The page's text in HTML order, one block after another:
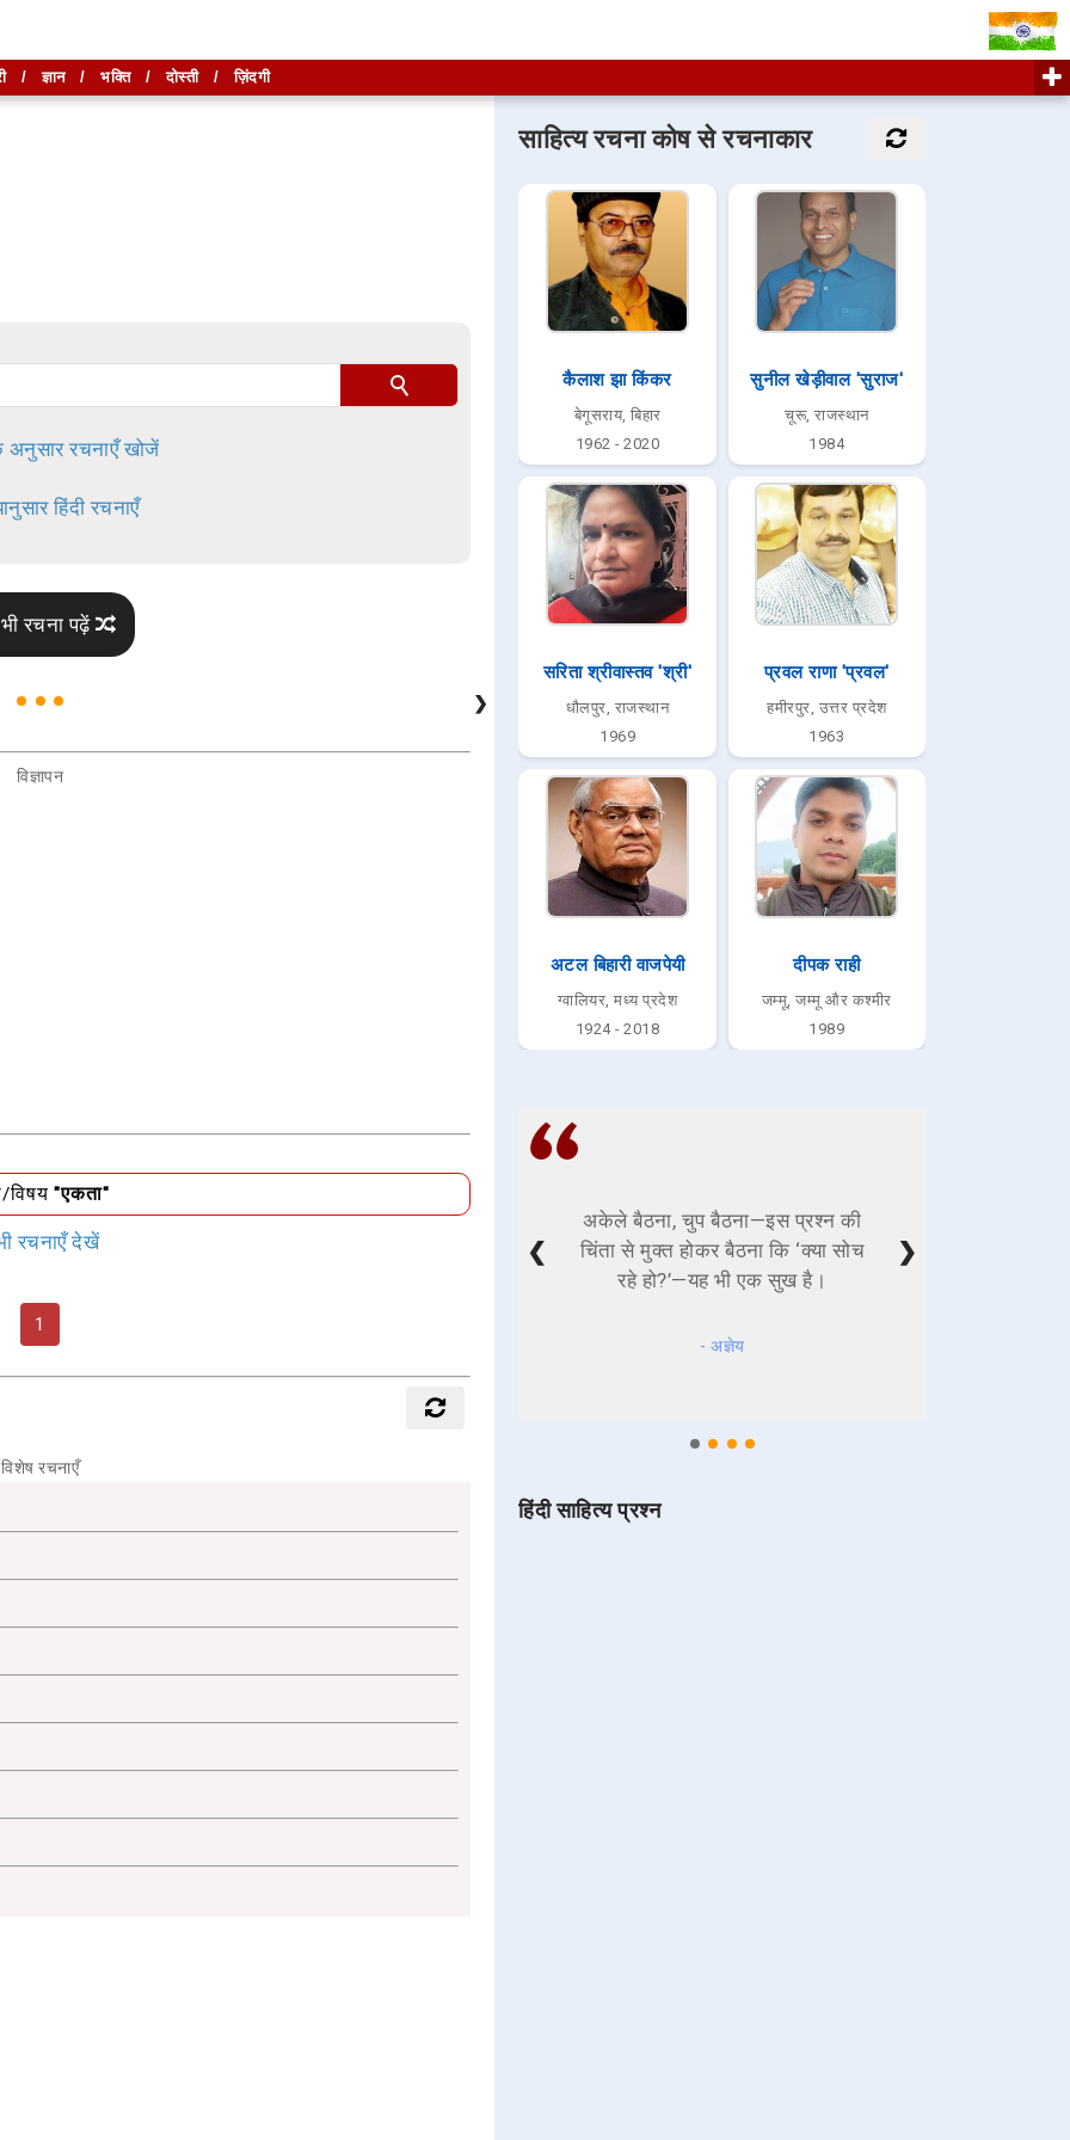
अनुसार रचनाएँ खोजें
हिंदी रचनाएँ
रचना पढ़ें
❯
विज्ञापन
विषय"एकता"
रचनाएँ देखें
1
विशेष रचनाएँ
साहित्य रचना कोष से रचनाकार
कैलाश झा किंकर
बेगूसराय, बिहार
1962 - 2020
सुनील खेड़ीवाल 'सुराज'
चूरू, राजस्थान
1984
सरिता श्रीवास्तव 'श्री'
धौलपुर, राजस्थान
1969
प्रवल राणा 'प्रवल'
हमीरपुर, उत्तर प्रदेश
1963
अटल बिहारी वाजपेयी
ग्वालियर, मध्य प्रदेश
1924 - 2018
दीपक राही
जम्मू, जम्मू और कश्मीर
1989
अकेले बैठना, चुप बैठना—इस प्रश्न की
चिंता से मुक्त होकर बैठना कि ‘क्या सोच
रहे हो?’—यह भी एक सुख है।
- अज्ञेय
❮ ❯
हिंदी साहित्य प्रश्न
खोजें
/ज्ञान/ भक्ति/दोस्ती/ज़िंदगी
है।